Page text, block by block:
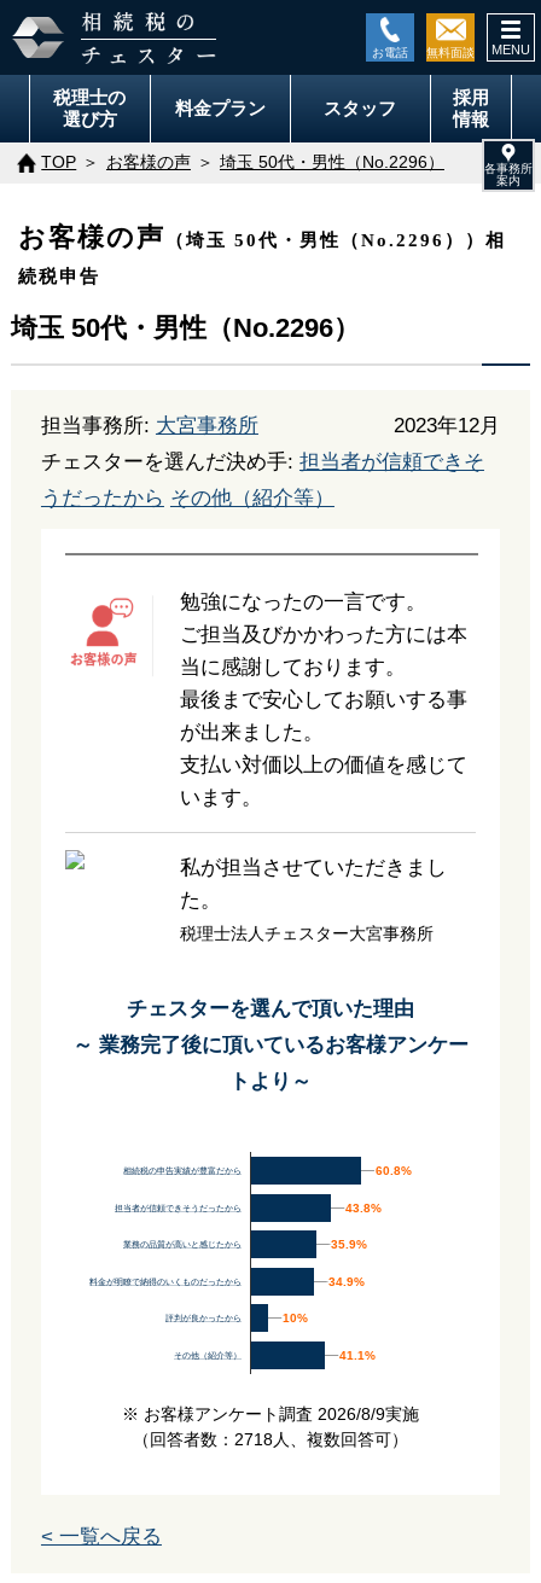
税理士の
選び方
料金プラン スタッフ
採用
情報
TOP お客様の声 埼玉 50代・男性（No.2296）
お客様の声
（埼玉 50代・男性（No.2296））相
続税申告
埼玉 50代・男性（No.2296）
担当事務所: 大宮事務所
2023年12月
チェスターを選んだ決め手: 担当者が信頼できそ
うだったから その他（紹介等）
勉強になったの一言です。
ご担当及びかかわった方には本
当に感謝しております。
最後まで安心してお願いする事
が出来ました。
支払い対価以上の価値を感じて
います。
私が担当させていただきまし
た。
税理士法人チェスター大宮事務所
チェスターを選んで頂いた理由
～ 業務完了後に頂いているお客様アンケー
トより～
相続税の申告実績が豊富だから
担当者が信頼できそうだったから
業務の品質が高いと感じたから
料金が明瞭で納得のいくものだったから
評判が良かったから
その他（紹介等）
60.8%
60.8%
43.8%
43.8%
35.9%
35.9%
34.9%
34.9%
10%
10%
41.1%
41.1%
※ お客様アンケート調査 2026/8/9実施
（回答者数：2718人、複数回答可）
< 一覧へ戻る